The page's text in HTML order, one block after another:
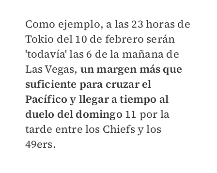
Como ejemplo, a las 23 horas de
Tokio del 10 de febrero serán
'todavía' las 6 de la mañana de
Las Vegas, un margen más que
suficiente para cruzar el
Pacífico y llegar a tiempo al
duelo del domingo 11 por la
tarde entre los Chiefs y los
49ers.